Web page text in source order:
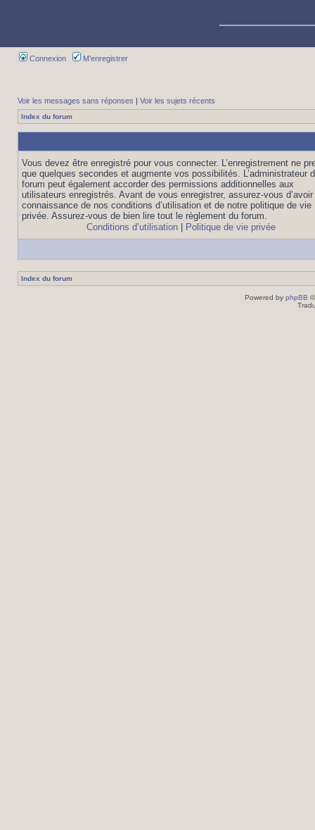
Connexion M’enregistrer
Voir les messages sans réponses | Voir les sujets récents
Index du forum
Vous devez être enregistré pour vous connecter. L’enregistrement ne
que quelques secondes et augmente vos possibilités. L’administrateur
forum peut également accorder des permissions additionnelles aux
utilisateurs enregistrés. Avant de vous enregistrer, assurez-vous
connaissance de nos conditions d’utilisation et de notre politique de vie
privée. Assurez-vous de bien lire tout le règlement du forum.
Conditions d’utilisation
Politique de vie privée
Index du forum
Powered by phpBB